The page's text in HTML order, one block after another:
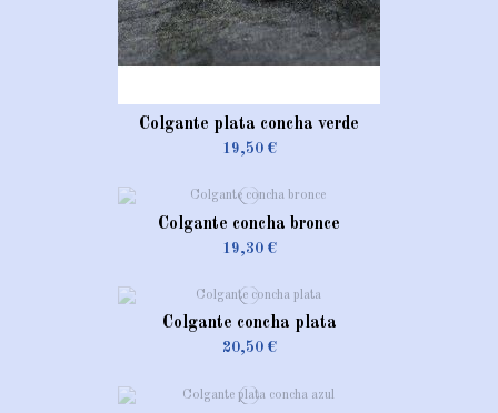
Colgante plata concha verde
19,50 €
Colgante concha bronce
19,30 €
Colgante concha plata
20,50 €